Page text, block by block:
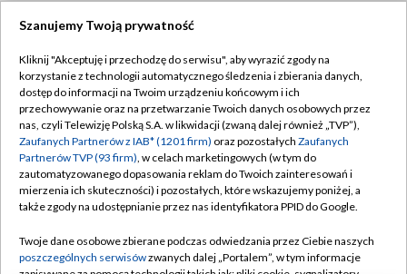
TVP
Abonament TVP
Emisja w TVP
Centrum informacji TVP
Naziemna Telewizja Cyfrowa
Rada Programowa
Regulamin TVP
Polityka prywatności
Moje zgody
Pomoc
Kontakt
Szanujemy Twoją prywatność
Kliknij "Akceptuję i przechodzę do serwisu", aby wyrazić zgody na
korzystanie z technologii automatycznego śledzenia i zbierania danych,
dostęp do informacji na Twoim urządzeniu końcowym i ich
przechowywanie oraz na przetwarzanie Twoich danych osobowych przez
nas, czyli Telewizję Polską S.A. w likwidacji (zwaną dalej również „TVP”),
Zaufanych Partnerów z IAB* (1201 firm) oraz pozostałych Zaufanych
Partnerów TVP (93 firm), w celach marketingowych (w tym do
zautomatyzowanego dopasowania reklam do Twoich zainteresowań i
mierzenia ich skuteczności) i pozostałych, które wskazujemy poniżej, a
także zgody na udostępnianie przez nas identyfikatora PPID do Google.
Twoje dane osobowe zbierane podczas odwiedzania przez Ciebie naszych
poszczególnych serwisówzwanych dalej „Portalem”, w tym informacje